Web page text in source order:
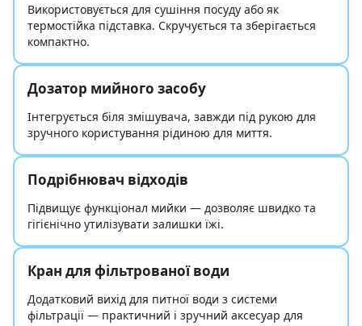
Використовується для сушіння посуду або як
термостійка підставка. Скручується та зберігається
компактно.
Дозатор мийного засобу
Інтегрується біля змішувача, завжди під рукою для
зручного користування рідиною для миття.
Подрібнювач відходів
Підвищує функціонал мийки — дозволяє швидко та
гігієнічно утилізувати залишки їжі.
Кран для фільтрованої води
Додатковий вихід для питної води з системи
фільтрації — практичний і зручний аксесуар для